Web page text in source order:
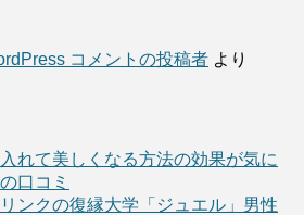
コメントの投稿者 より
れて美しくなる方法の効果が気に
口コミ
ンクの復縁大学「ジュエル」男性